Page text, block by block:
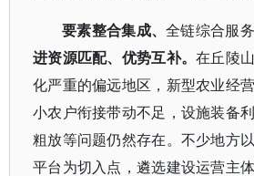
要素整合集成、全链综合服务
进资源匹配、优势互补。在丘陵
化严重的偏远地区，新型农业经
小农户衔接带动不足，设施装备
粗放等问题仍然存在。不少地方
平台为切入点，遴选建设运营主